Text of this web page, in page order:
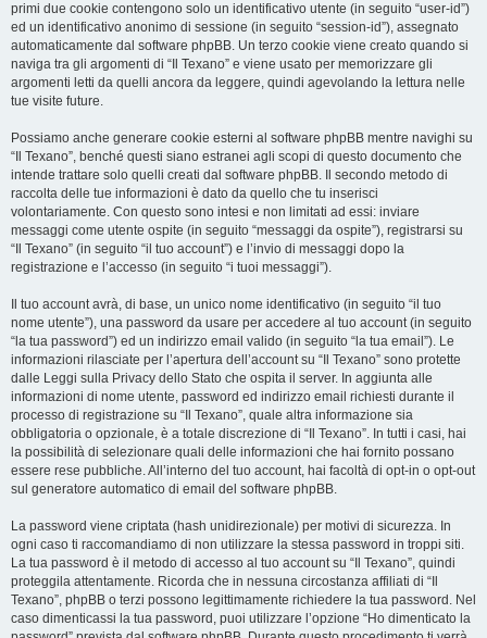
primi due cookie contengono solo un identificativo utente (in seguito “user-id”)
ed un identificativo anonimo di sessione (in seguito “session-id”), assegnato
automaticamente dal software phpBB. Un terzo cookie viene creato quando si
naviga tra gli argomenti di “Il Texano” e viene usato per memorizzare gli
argomenti letti da quelli ancora da leggere, quindi agevolando la lettura nelle
tue visite future.
Possiamo anche generare cookie esterni al software phpBB mentre navighi su
“Il Texano”, benché questi siano estranei agli scopi di questo documento che
intende trattare solo quelli creati dal software phpBB. Il secondo metodo di
raccolta delle tue informazioni è dato da quello che tu inserisci
volontariamente. Con questo sono intesi e non limitati ad essi: inviare
messaggi come utente ospite (in seguito “messaggi da ospite”), registrarsi su
“Il Texano” (in seguito “il tuo account”) e l’invio di messaggi dopo la
registrazione e l’accesso (in seguito “i tuoi messaggi”).
Il tuo account avrà, di base, un unico nome identificativo (in seguito “il tuo
nome utente”), una password da usare per accedere al tuo account (in seguito
“la tua password”) ed un indirizzo email valido (in seguito “la tua email”). Le
informazioni rilasciate per l’apertura dell’account su “Il Texano” sono protette
dalle Leggi sulla Privacy dello Stato che ospita il server. In aggiunta alle
informazioni di nome utente, password ed indirizzo email richiesti durante il
processo di registrazione su “Il Texano”, quale altra informazione sia
obbligatoria o opzionale, è a totale discrezione di “Il Texano”. In tutti i casi, hai
la possibilità di selezionare quali delle informazioni che hai fornito possano
essere rese pubbliche. All’interno del tuo account, hai facoltà di opt-in o opt-out
sul generatore automatico di email del software phpBB.
La password viene criptata (hash unidirezionale) per motivi di sicurezza. In
ogni caso ti raccomandiamo di non utilizzare la stessa password in troppi siti.
La tua password è il metodo di accesso al tuo account su “Il Texano”, quindi
proteggila attentamente. Ricorda che in nessuna circostanza affiliati di “Il
Texano”, phpBB o terzi possono legittimamente richiedere la tua password. Nel
caso dimenticassi la tua password, puoi utilizzare l’opzione “Ho dimenticato la